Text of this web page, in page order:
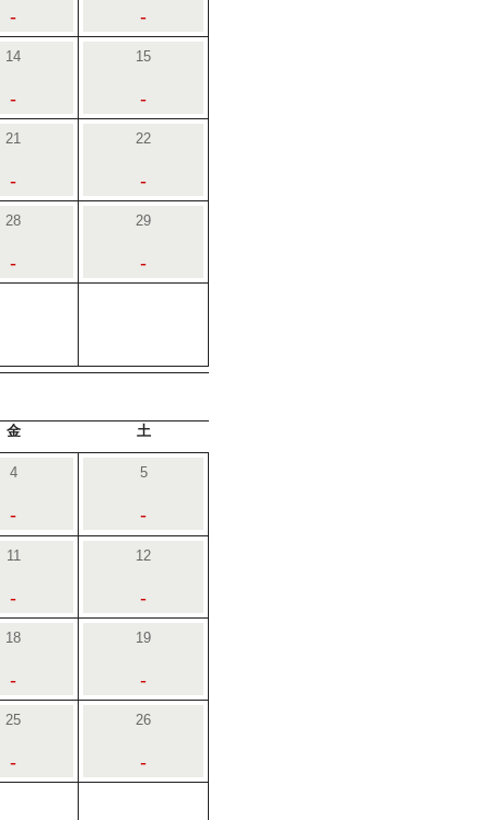
- -
14
-
15
-
21
-
22
-
28
-
29
-
金 土
4
-
5
-
11
-
12
-
18
-
19
-
25
-
26
-